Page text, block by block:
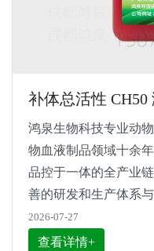
补体总活性 CH50
鸿泉生物科技专业动
物血液制品领域十余
品控于一体的全产业
善的研发和生产体系与
2026-07-27
查看详情+